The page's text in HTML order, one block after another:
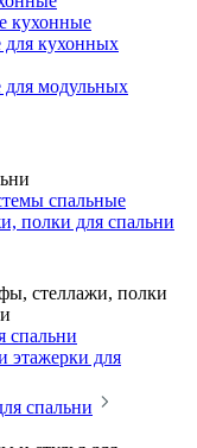
кухонные
кухонных
модульных
спальные
полки для спальни
стеллажи, полки
этажерки для
спальни